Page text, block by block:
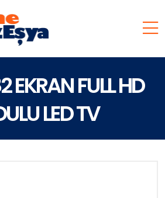
FULL HD
LED TV